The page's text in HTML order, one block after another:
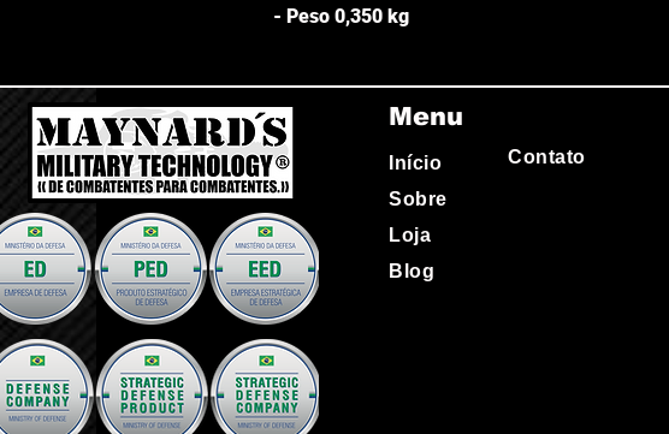
- Peso 0,350 kg
Menu
Início
Sobre
Loja
Blog
Contato